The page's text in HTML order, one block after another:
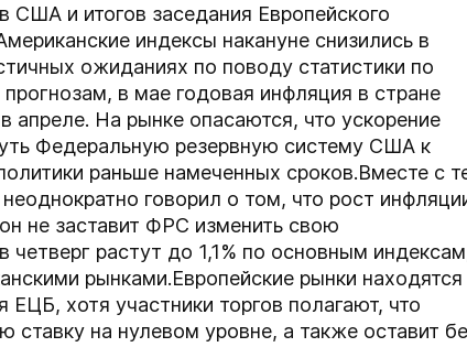
и итогов заседания Европейского
индексы накануне снизились в
ожиданиях по поводу статистики по
в мае годовая инфляция в стране
апреле. На рынке опасаются, что ускорение
Федеральную резервную систему США к
раньше намеченных сроков.Вместе с
говорил о том, что рост
не заставит ФРС изменить свою
четверг растут до 1,1% по основным
рынками.Европейские рынки находятся
ЕЦБ, хотя участники торгов полагают, что
ставку на нулевом уровне, а также оставит